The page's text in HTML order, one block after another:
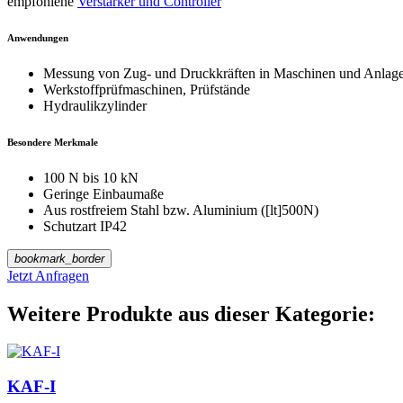
Anwendungen
Messung von Zug- und Druckkräften in Maschinen und
Werkstoffprüfmaschinen, Prüfstände
Hydraulikzylinder
Besondere Merkmale
100 N bis 10 kN
Geringe Einbaumaße
Aus rostfreiem Stahl bzw. Aluminium ([lt]500N)
Schutzart IP42
bookmark_border
Jetzt Anfragen
Weitere Produkte aus dieser Kategorie:
KAF-I